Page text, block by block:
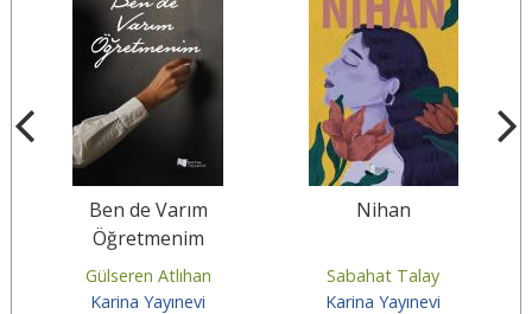
Ben de Varım
Öğretmenim
Gülseren Atlıhan
Karina Yayınevi
Nihan
Sabahat Talay
Karina Yayınevi